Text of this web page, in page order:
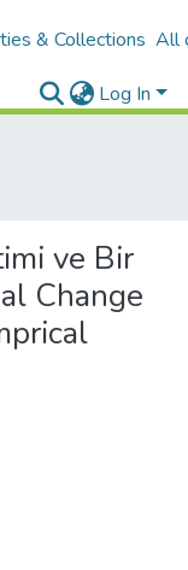
& Collections All
Log In
ve Bir
Change